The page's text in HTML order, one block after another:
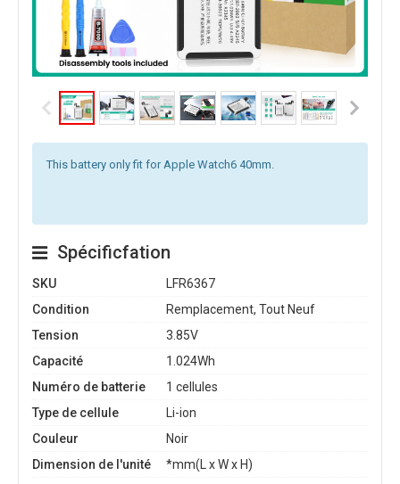
This battery only fit for Apple Watch6 40mm.
Spécificfation
SKU
LFR6367
Condition
Remplacement, Tout Neuf
Tension
3.85V
Capacité
1.024Wh
Numéro de batterie
1 cellules
Type de cellule
Li-ion
Couleur
Noir
Dimension de l'unité
*mm(L x W x H)